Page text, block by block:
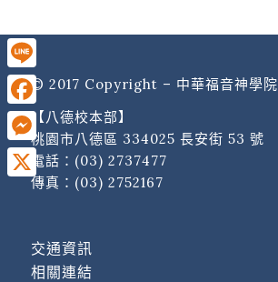
© 2017 Copyright – 中華福音神學院
【八德校本部】
桃園市八德區 334025 長安街 53 號
電話： (03) 2737477
傳真：(03) 2752167
交通資訊
相關連結
Line
Facebook
Messenger